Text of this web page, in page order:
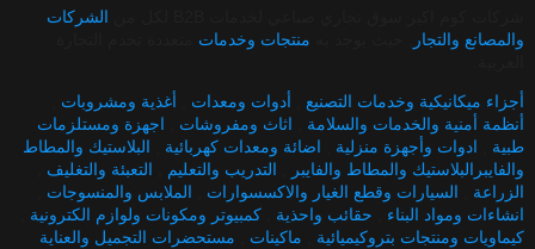
الشركات
والمصانع والتجار
منتجات وخدمات
أجزاء ميكانيكية وخدمات التصنيع أدوات ومعدات أغذية ومشروبات
أنظمة أمنية والخدمات والسلامة
اثاث ومفروشات
اجهزة ومستلزمات
طبية
ادوات وأجهزة منزلية اضائة ومعدات كهربائية
البلاستيك والمطاط
والفايبرالبلاستيك والمطاط والفايبر
التدريب والتعليم التعبئة والتغليف
الزراعة
السيارات وقطع الغيار والاكسسوارات الملابس والمنسوجات
انشاءات ومواد البناء
حقائب واحذية كمبيوتر ومكونات ولوازم الكترونية
كيماويات ومنتجات بتروكيميائية
ماكينات
مستحضرات التجميل والعناية